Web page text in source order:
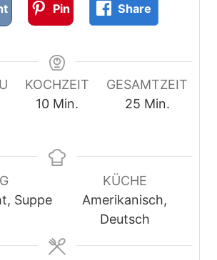
Pin Share
KOCHZEIT
10M
u
e
Min.
GESAMTZEIT
25M
u
t
e
n
Min.
Suppe
KÜCHE
Amerikanisch,
Deutsch